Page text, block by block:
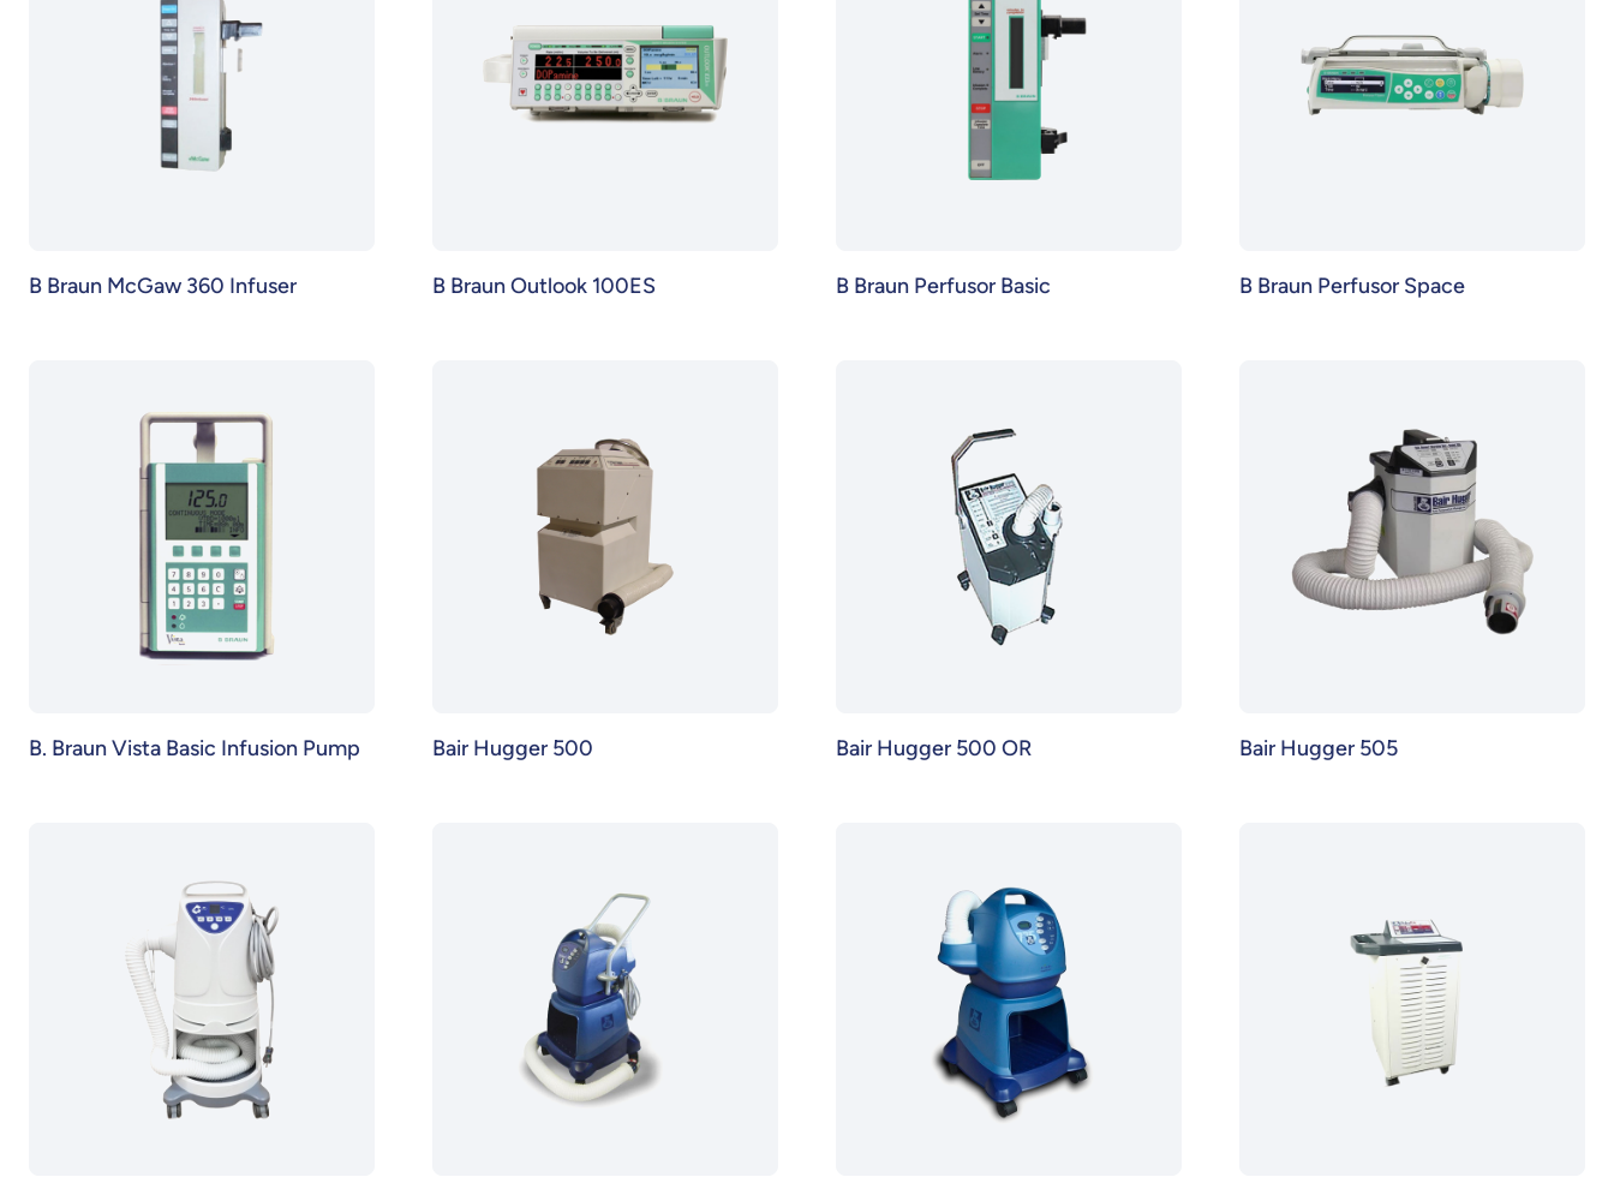
B Braun McGaw 360 Infuser B Braun Outlook 100ES B Braun Perfusor Basic B Braun Perfusor Space
B. Braun Vista Basic Infusion Pump Bair Hugger 500 Bair Hugger 500 OR Bair Hugger 505